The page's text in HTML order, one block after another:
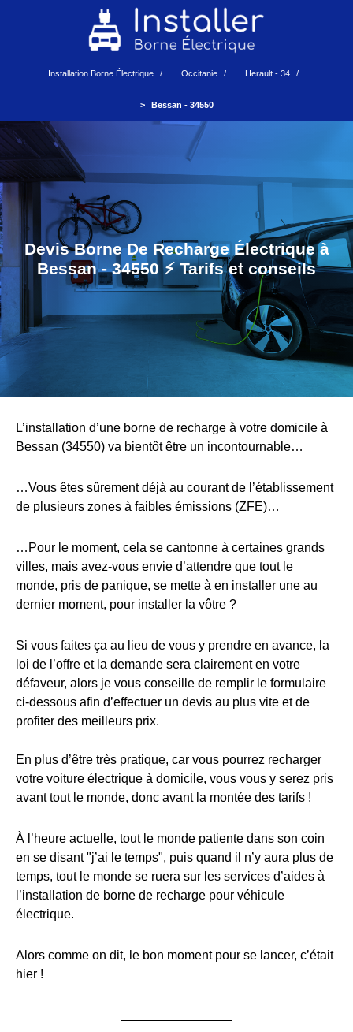
Installation Borne Électrique Occitanie Herault - 34
Bessan - 34550
Devis Borne De Recharge Électrique à
Bessan - 34550 ⚡️ Tarifs et conseils
L’installation d’une borne de recharge à votre domicile à
Bessan (34550) va bientôt être un incontournable…
…Vous êtes sûrement déjà au courant de l’établissement
de plusieurs zones à faibles émissions (ZFE)…
…Pour le moment, cela se cantonne à certaines grands
villes, mais avez-vous envie d’attendre que tout le
monde, pris de panique, se mette à en installer une au
dernier moment, pour installer la vôtre ?
Si vous faites ça au lieu de vous y prendre en avance, la
loi de l’offre et la demande sera clairement en votre
défaveur, alors je vous conseille de remplir le formulaire
ci-dessous afin d’effectuer un devis au plus vite et de
profiter des meilleurs prix.
En plus d’être très pratique, car vous pourrez recharger
votre voiture électrique à domicile, vous vous y serez pris
avant tout le monde, donc avant la montée des tarifs !
À l’heure actuelle, tout le monde patiente dans son coin
en se disant "j’ai le temps", puis quand il n’y aura plus de
temps, tout le monde se ruera sur les services d’aides à
l’installation de borne de recharge pour véhicule
électrique.
Alors comme on dit, le bon moment pour se lancer, c’était
hier !